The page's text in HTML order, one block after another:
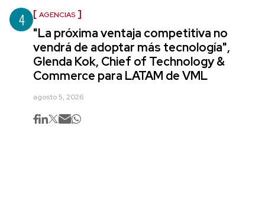
4 AGENCIAS
"La próxima ventaja competitiva no
vendrá de adoptar más tecnología",
Glenda Kok, Chief of Technology &
Commerce para LATAM de VML
agosto 5, 2026